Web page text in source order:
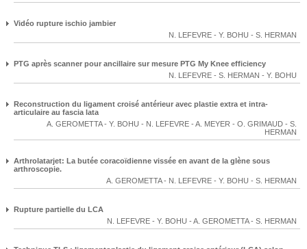
Vidéo rupture ischio jambier
N. LEFEVRE - Y. BOHU - S. HERMAN
PTG après scanner pour ancillaire sur mesure PTG My Knee efficiency
N. LEFEVRE - S. HERMAN - Y. BOHU
Reconstruction du ligament croisé antérieur avec plastie extra et intra-
articulaire au fascia lata
A. GEROMETTA- Y. BOHU - N. LEFEVRE - A. MEYER - O. GRIMAUD - S.
HERMAN
Arthrolatarjet: La butée coracoïdienne vissée en avant de la glène sous
arthroscopie.
A. GEROMETTA- N. LEFEVRE - Y. BOHU - S. HERMAN
Rupture partielle du LCA
N. LEFEVRE - Y. BOHU - A. GEROMETTA- S. HERMAN